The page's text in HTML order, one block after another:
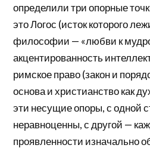
определили три опорные
это Логос (исток которого
философии — «любви к
акцентированность
римское право (закон и
основа и христианство как
эти несущие опоры, с одной
неравноценны, с другой —
проявленности изначально